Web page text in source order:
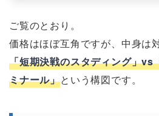
ご覧のとおり。
価格はほぼ互角ですが、中身は
「短期決戦のスタディング」vs
ミナール」という構図です。